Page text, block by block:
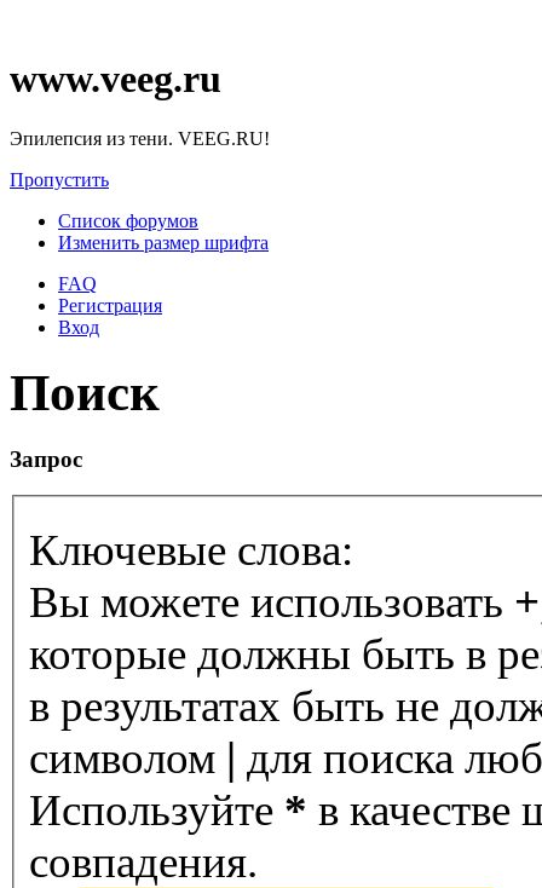
www.veeg.ru
Эпилепсия из тени. VEEG.RU!
Пропустить
Список форумов
Изменить размер шрифта
FAQ
Регистрация
Вход
Поиск
Запрос
Ключевые слова:
Вы можете использовать +
которые должны быть в
в результатах быть не
символом | для поиска
Используйте * в качестве
совпадения.